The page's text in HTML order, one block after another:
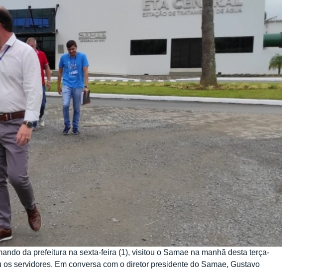
da prefeitura na sexta-feira (1), visitou o Samae na manhã desta terça-
servidores. Em conversa com o diretor presidente do Samae, Gustavo